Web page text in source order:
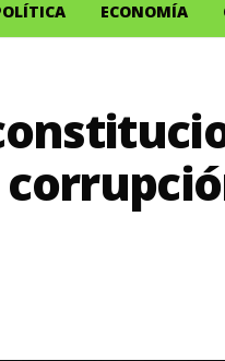
ECONOMÍA